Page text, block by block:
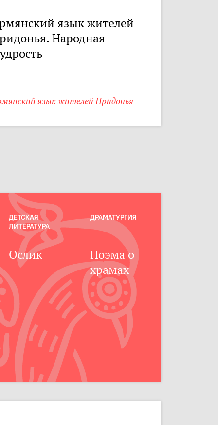
язык жителей
Народная
язык жителей Придонья
Ослик
ДЕТСКАЯ
ЛИТЕРАТУРА
Поэма о
храмах
ДРАМАТУРГИЯ